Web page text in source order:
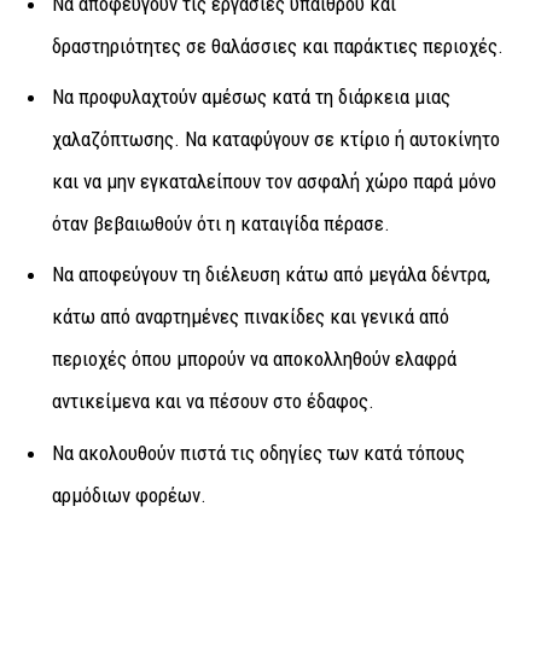
δραστηριότητες σε θαλάσσιες και παράκτιες περιοχές.
Να προφυλαχτούν αμέσως κατά τη διάρκεια μιας
χαλαζόπτωσης. Να καταφύγουν σε κτίριο ή αυτοκίνητο
και να μην εγκαταλείπουν τον ασφαλή χώρο παρά μόνο
όταν βεβαιωθούν ότι η καταιγίδα πέρασε.
Να αποφεύγουν τη διέλευση κάτω από μεγάλα δέντρα,
κάτω από αναρτημένες πινακίδες και γενικά από
περιοχές όπου μπορούν να αποκολληθούν ελαφρά
αντικείμενα και να πέσουν στο έδαφος.
Να ακολουθούν πιστά τις οδηγίες των κατά τόπους
αρμόδιων φορέων.